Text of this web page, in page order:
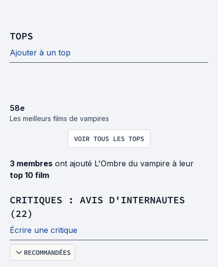
TOPS
Ajouter à un top
58e
Les meilleurs films de vampires
VOIR TOUS LES TOPS
3 membres ont ajouté L'Ombre du vampire à leur
top 10 film
CRITIQUES : AVIS D'INTERNAUTES
(22)
Écrire une critique
RECOMMANDÉES